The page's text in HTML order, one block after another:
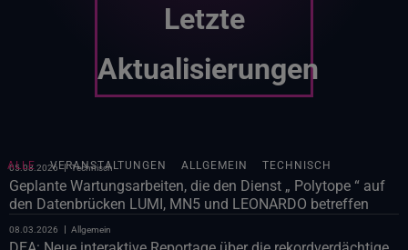
Letzte
Aktualisierungen
VERANSTALTUNGEN ALLGEMEIN TECHNISCH
ALLE
05.08.2026 Technisch
Geplante Wartungsarbeiten, die den Dienst „ Polytope “ auf
den Datenbrücken LUMI, MN5 und LEONARDO betreffen
08.03.2026 Allgemein